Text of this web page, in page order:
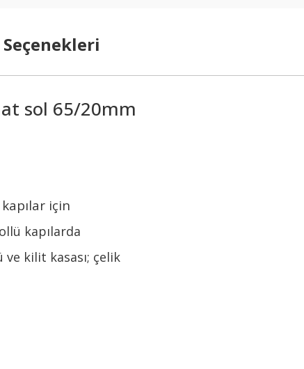
sol 65/20mm
için
kapılarda
ve kilit kasası; çelik